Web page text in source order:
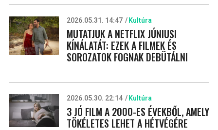
2026.05.31. 14:47 Kultúra
MUTATJUK A NETFLIX JÚNIUSI
KÍNÁLATÁT: EZEK A FILMEK ÉS
SOROZATOK FOGNAK DEBÜTÁLNI
2026.05.30. 22:14 Kultúra
3 JÓ FILM A 2000-ES ÉVEKBŐL, AMELY
TÖKÉLETES LEHET A HÉTVÉGÉRE